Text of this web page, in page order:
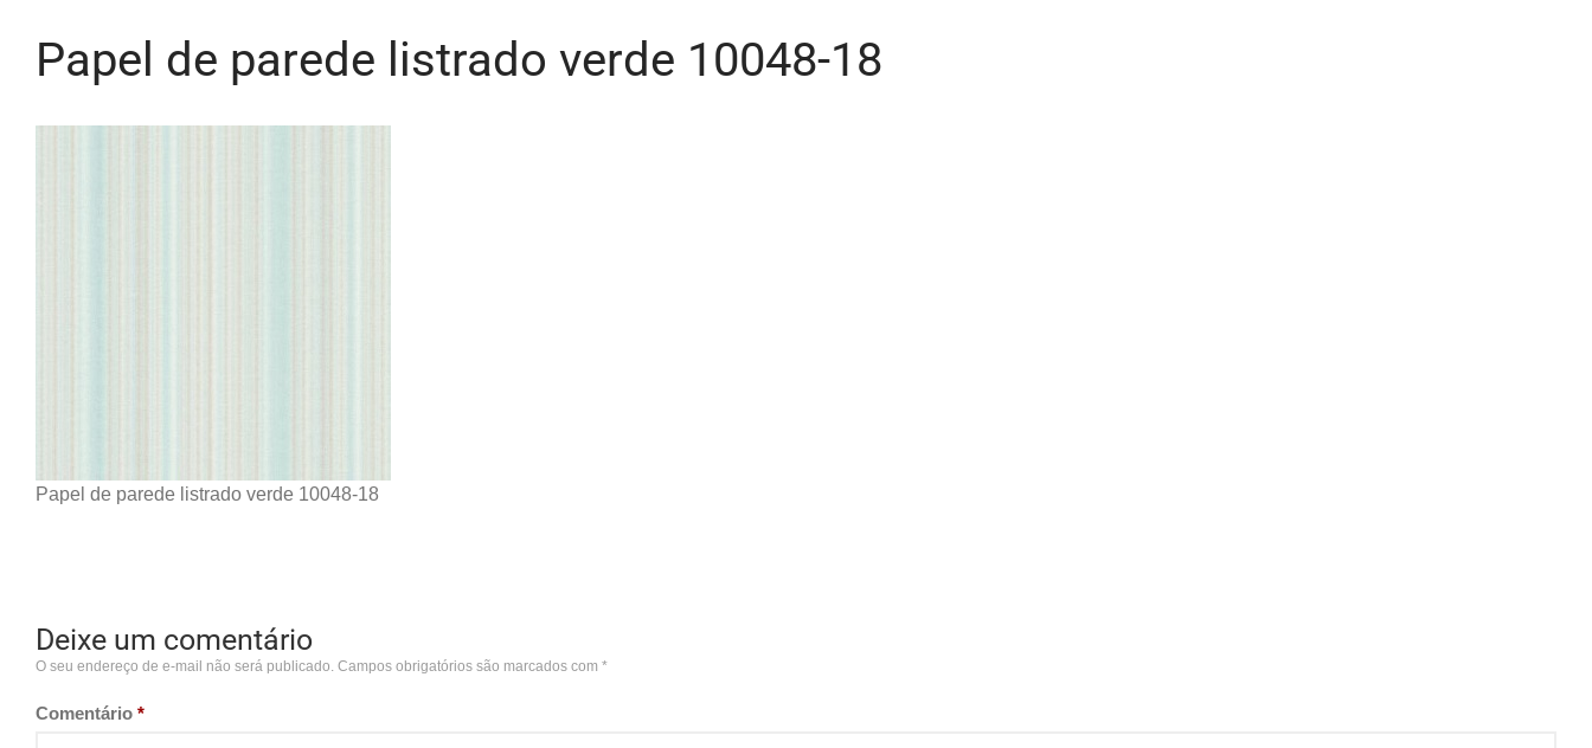
Papel de parede listrado verde 10048-18
Papel de parede listrado verde 10048-18
Deixe um comentário
O seu endereço de e-mail não será publicado. Campos obrigatórios são marcados com *
Comentário *